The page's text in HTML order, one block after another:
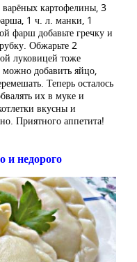
картофелины, 3
1 ч. л. манки, 1
фарш добавьте гречку и
Обжарьте 2
луковицей тоже
можно добавить яйцо,
Теперь осталось
их в муке и
вкусны и
Приятного аппетита!
и недорого